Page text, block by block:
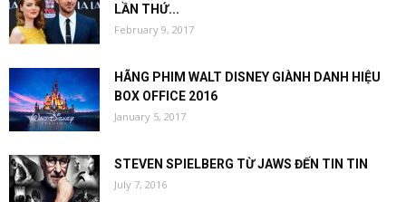
LẦN THỨ...
February 9, 2017
HÃNG PHIM WALT DISNEY GIÀNH DANH HIỆU
BOX OFFICE 2016
January 5, 2017
STEVEN SPIELBERG TỪ JAWS ĐẾN TIN TIN
July 7, 2016